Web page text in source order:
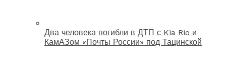
Два человека погибли в ДТП с Kia Rio и
КамАЗом «Почты России» под Тацинской